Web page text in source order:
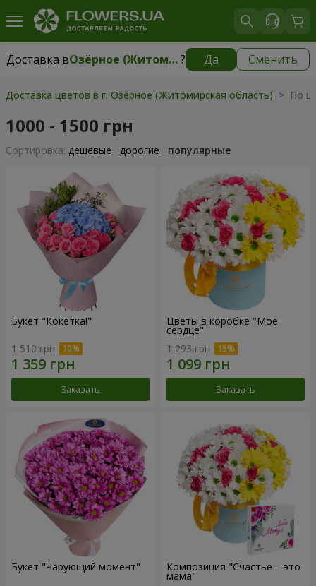
Доставка в Озёрное (Житомирская область)? Да Сменить
Доставка в |бесплатно
Доставка цветов в г. Озёрное (Житомирская область) > По
1000 - 1500 грн
Cортировка: дешевые дорогие популярные
Букет "Кокетка!"
1 510 грн
Заказать
Цветы в коробке "Мое
сердце"
1 293 грн
Заказать
Букет "Чарующий момент" Композиция "Счастье – это
мама"